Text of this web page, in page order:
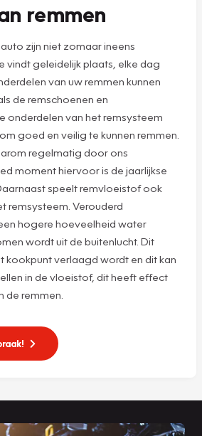
remmen
zijn niet zomaar ineens
vindt geleidelijk plaats, elke dag
van uw remmen kunnen
de remschoenen en
onderdelen van het remsysteem
goed en veilig te kunnen remmen.
regelmatig door ons
moment hiervoor is de jaarlijkse
speelt remvloeistof ook
remsysteem. Verouderd
hogere hoeveelheid water
wordt uit de buitenlucht. Dit
kookpunt verlaagd wordt en dit kan
in de vloeistof, dit heeft effect
de remmen.